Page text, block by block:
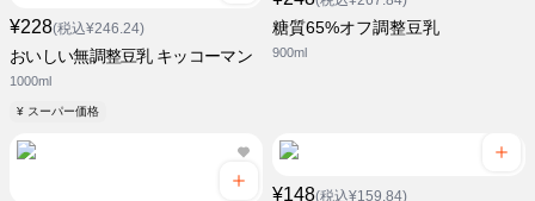
¥228(税込¥246.24)
おいしい無調整豆乳 キッコーマン
1000ml
¥ スーパー価格
糖質65%オフ調整豆乳
900ml
¥148(税込¥159.84)